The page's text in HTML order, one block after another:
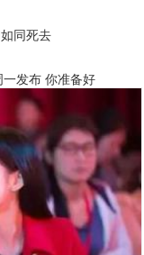
同死去
发布 你准备好